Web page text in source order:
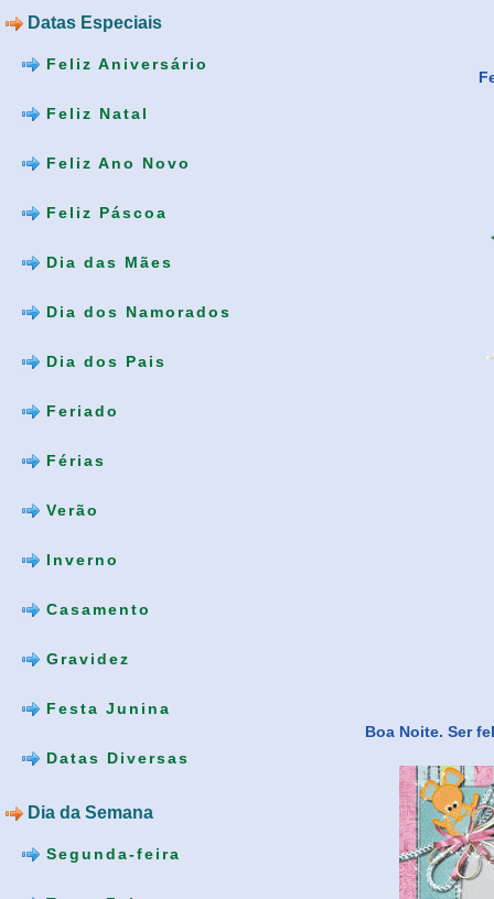
Datas Especiais
Feliz Aniversário
Feliz Natal
Feliz Ano Novo
Feliz Páscoa
Dia das Mães
Dia dos Namorados
Dia dos Pais
Feriado
Férias
Verão
Inverno
Casamento
Gravidez
Festa Junina
Datas Diversas
Dia da Semana
Segunda-feira
Boa Noite. Ser